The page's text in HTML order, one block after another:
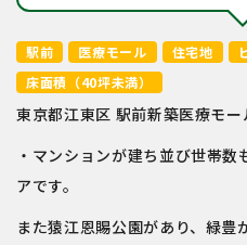
駅前 医療モール 住宅地
床面積（40坪未満）
東京都江東区 駅前新築医療モー
・マンションが建ち並び世帯
アです。
また猿江恩賜公園があり、緑